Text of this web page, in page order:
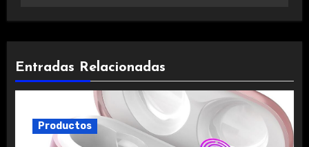
Entradas Relacionadas
Productos